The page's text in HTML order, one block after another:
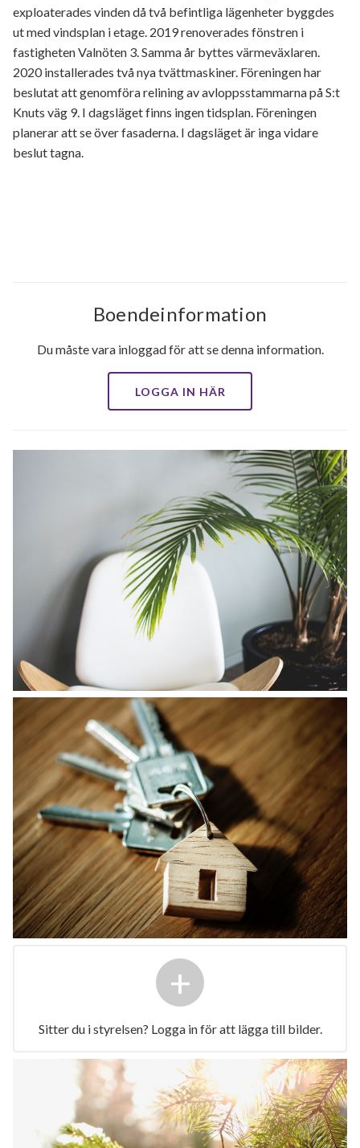
exploaterades vinden då två befintliga lägenheter byggdes
ut med vindsplan i etage. 2019 renoverades fönstren i
fastigheten Valnöten 3. Samma år byttes värmeväxlaren.
2020 installerades två nya tvättmaskiner. Föreningen har
beslutat att genomföra relining av avloppsstammarna på S:t
Knuts väg 9. I dagsläget finns ingen tidsplan. Föreningen
planerar att se över fasaderna. I dagsläget är inga vidare
beslut tagna.
Boendeinformation
Du måste vara inloggad för att se denna information.
LOGGA IN HÄR
+
Sitter du i styrelsen? Logga in för att lägga till bilder.